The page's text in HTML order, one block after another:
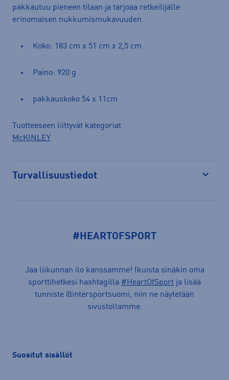
pakkautuu pieneen tilaan ja tarjoaa retkeilijälle
erinomaisen nukkumismukavuuden.
Koko: 183 cm x 51 cm x 2,5 cm
Paino: 920 g
pakkauskoko 54 x 11cm
Tuotteeseen liittyvät kategoriat
McKINLEY
Turvallisuustiedot
#HEARTOFSPORT
Jaa liikunnan ilo kanssamme! Ikuista sinäkin oma
sporttihetkesi hashtagilla #HeartOfSport ja lisää
tunniste @intersportsuomi, niin ne näytetään
sivustollamme.
Suositut sisällöt